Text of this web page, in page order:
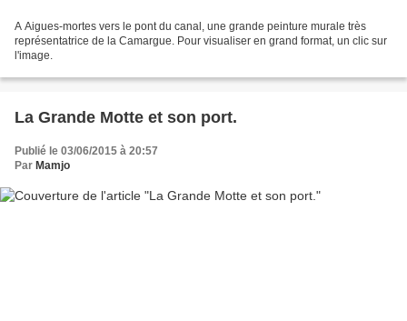
A Aigues-mortes vers le pont du canal, une grande peinture murale très
représentatrice de la Camargue. Pour visualiser en grand format, un clic sur
l'image.
La Grande Motte et son port.
Publié le 03/06/2015 à 20:57
Par Mamjo